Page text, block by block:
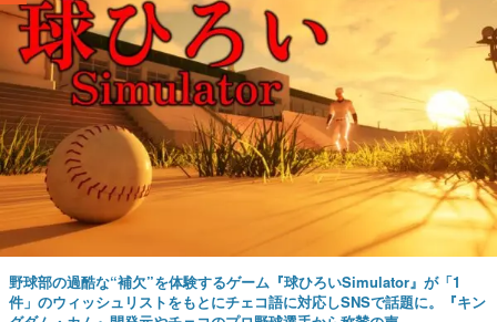
野球部の過酷な“補欠”を体験するゲーム『球ひろいSimulator』が「1
件」のウィッシュリストをもとにチェコ語に対応しSNSで話題に。『キン